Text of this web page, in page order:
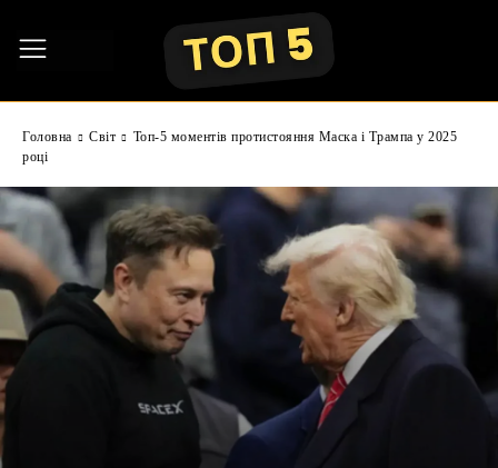
Головна Світ
Топ-5 моментів протистояння Маска і Трампа у 2025
році